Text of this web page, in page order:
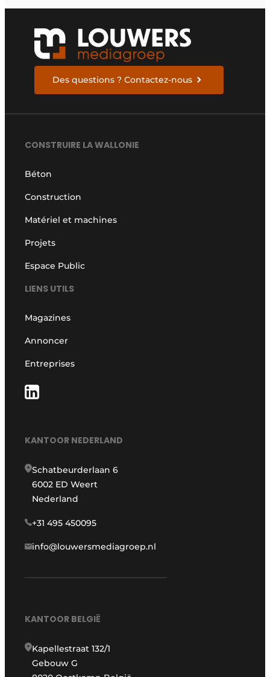
Des questions ? Contactez-nous
CONSTRUIRE LA WALLONIE
Béton
Construction
Matériel et machines
Projets
Espace Public
LIENS UTILS
Magazines
Annoncer
Entreprises
KANTOOR NEDERLAND
Schatbeurderlaan 6
6002 ED Weert
Nederland
+31 495 450095
info@louwersmediagroep.nl
KANTOOR BELGIË
Kapellestraat 132/1
Gebouw G